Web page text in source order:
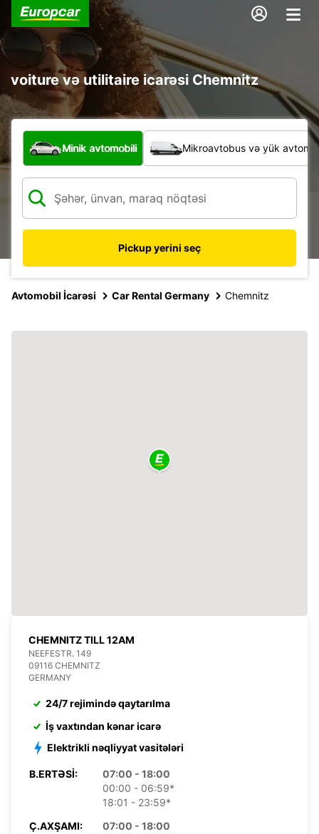
voiture və utilitaire icarəsi Chemnitz
Hansı növ nəqliyyat vasitəsi?
Minik avtomobili Mikroavtobus və yük
Pickup yerini seç
Avtomobil İcarəsi Car Rental Germany Chemnitz
CHEMNITZ TILL 12AM
NEEFESTR. 149
09116 CHEMNITZ
GERMANY
24/7 rejimində qaytarılma
İş vaxtından kənar icarə
Elektrikli nəqliyyat vasitələri
B.ERTƏSI:
07:00 - 18:00
00:00 - 06:59*
18:01 - 23:59*
Ç.AXŞAMI:
07:00 - 18:00